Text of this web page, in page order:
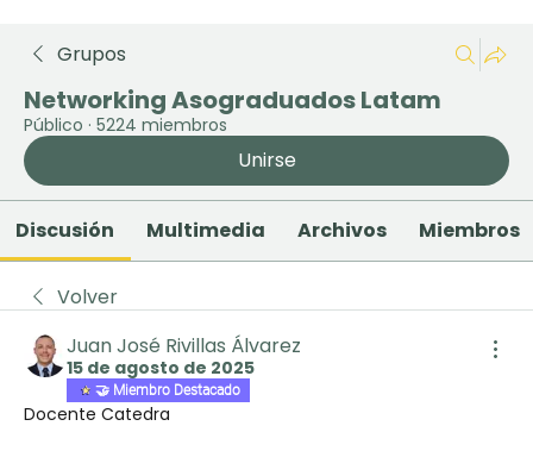
Grupos
Networking Asograduados Latam
Público · 5224 miembros
Unirse
Discusión Multimedia Archivos Miembros
Volver
Juan José Rivillas Álvarez
15 de agosto de 2025
🤝 Miembro Destacado
Docente Catedra